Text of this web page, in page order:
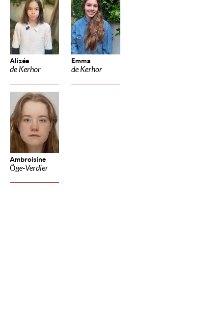
Alizée
de Kerhor
Emma
de Kerhor
Ambroisine
Öge-Verdier